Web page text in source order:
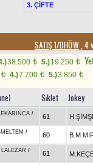
3. ÇİFTE
SATIŞ 1/DHÖW, 4
38.500 t 5.)19.250 t
t 4.)7.700 t 5.)3.850 t
Sıklet Jokey
/
61
/
60
LALEZAR /
61